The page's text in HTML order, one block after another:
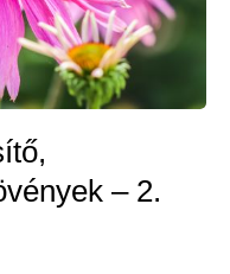
– 2.